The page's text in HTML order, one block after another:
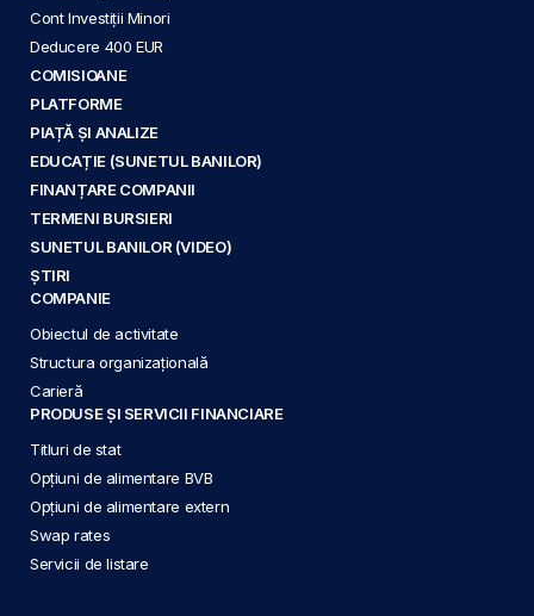
Cont Investiții Minori
Deducere 400 EUR
COMISIOANE
PLATFORME
PIAȚĂ ȘI ANALIZE
EDUCAȚIE (SUNETUL BANILOR)
FINANȚARE COMPANII
TERMENI BURSIERI
SUNETUL BANILOR (VIDEO)
ȘTIRI
COMPANIE
Obiectul de activitate
Structura organizațională
Carieră
PRODUSE ȘI SERVICII FINANCIARE
Titluri de stat
Opțiuni de alimentare BVB
Opțiuni de alimentare extern
Swap rates
Servicii de listare